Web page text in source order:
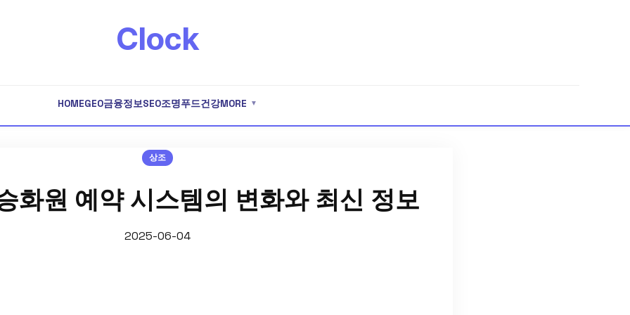
Clock
HOMEGEO금융정보SEO조명푸드건강MORE ▼
상조
화원 예약 시스템의 변화와 최신 정보
2025-06-04